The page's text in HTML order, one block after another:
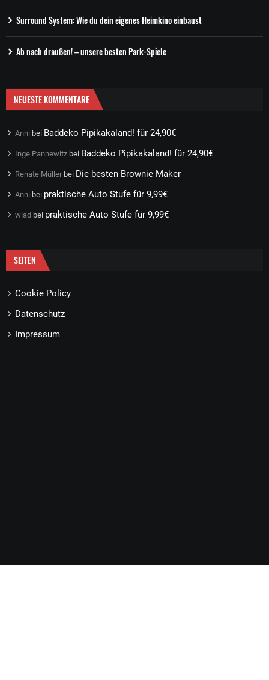
Surround System: Wie du dein eigenes Heimkino einbaust
Ab nach draußen! – unsere besten Park-Spiele
NEUESTE KOMMENTARE
Anni bei Baddeko Pipikakaland! für 24,90€
Inge Pannewitz bei Baddeko Pipikakaland! für 24,90€
Renate Müller bei Die besten Brownie Maker
Anni bei praktische Auto Stufe für 9,99€
wlad bei praktische Auto Stufe für 9,99€
SEITEN
Cookie Policy
Datenschutz
Impressum